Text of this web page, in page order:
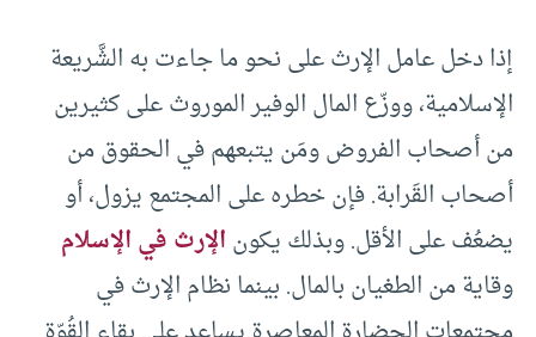
إذا دخل عامل الإرث على نحو ما جاءت به الشَّريعة
الإسلامية، ووزّع المال الوفير الموروث على كثيرين
من أصحاب الفروض ومَن يتبعهم في الحقوق من
أصحاب القَرابة. فإن خطره على المجتمع يزول، أو
يضعُف على الأقل. وبذلك يكونالإرث في الإسلام
وقاية من الطغيان بالمال. بينما نظام الإرث في